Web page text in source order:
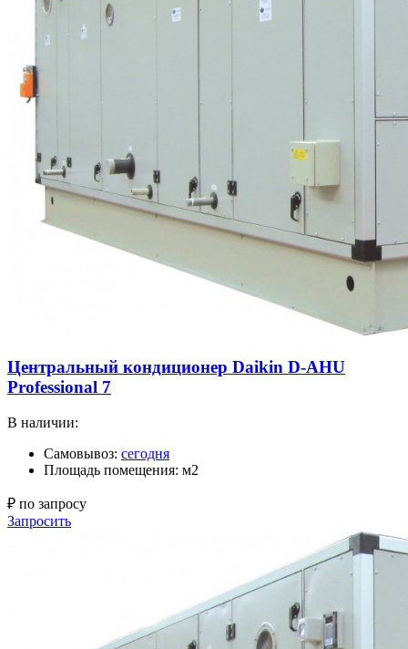
Центральный кондиционер Daikin D-AHU
Professional 7
В наличии:
Самовывоз: сегодня
Площадь помещения: м2
₽ по запросу
Запросить